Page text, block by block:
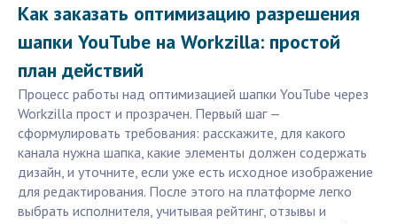
Как заказать оптимизацию разрешения
шапки YouTube на Workzilla: простой
план действий
Процесс работы над оптимизацией шапки YouTube через
Workzilla прост и прозрачен. Первый шаг —
сформулировать требования: расскажите, для какого
канала нужна шапка, какие элементы должен содержать
дизайн, и уточните, если уже есть исходное изображение
для редактирования. После этого на платформе легко
выбрать исполнителя, учитывая рейтинг, отзывы и